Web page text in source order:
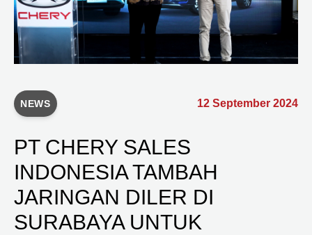
NEWS 12 September 2024
PT CHERY SALES
INDONESIA TAMBAH
JARINGAN DILER DI
SURABAYA UNTUK